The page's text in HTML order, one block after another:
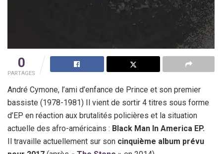
0
PARTAGES
André Cymone, l’ami d’enfance de Prince et son premier
bassiste (1978-1981) Il vient de sortir 4 titres sous forme
d’EP en réaction aux brutalités policières et la situation
actuelle des afro-américains : Black Man In America EP.
Il travaille actuellement sur son cinquième album prévu